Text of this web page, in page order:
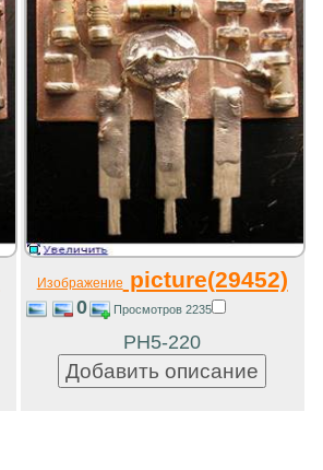
Изображение picture(29452)
0 Просмотров 2235
РН5-220